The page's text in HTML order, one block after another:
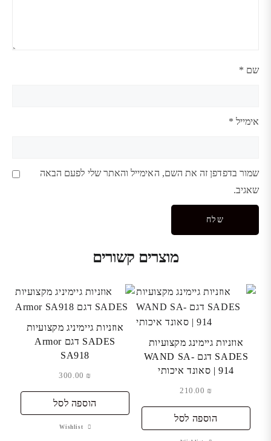
שם *
אימייל *
שמור בדפדפן זה את השם, האימייל והאתר שלי לפעם הבאה
שאגיב.
מוצרים קשורים
אוזניות גיימינג מקצועיות
SADES דגם WAND SA-
914 | סאונד איכותי
₪
הוספה לסל
אוזניות גיימיניג מקצועיות
SADES דגם Armor
SA918
₪
הוספה לסל
Wishlist